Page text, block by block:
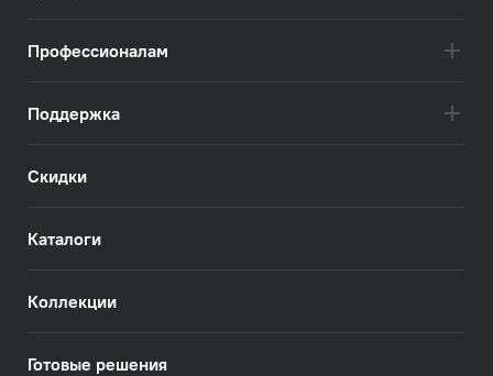
Профессионалам
Поддержка
Скидки
Каталоги
Коллекции
Готовые решения